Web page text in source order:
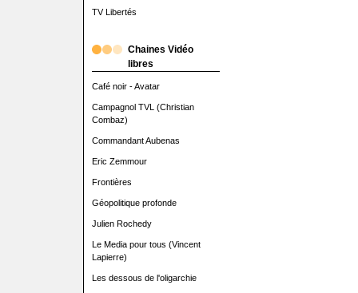
TV Libertés
Chaines Vidéo
libres
Café noir - Avatar
Campagnol TVL (Christian
Combaz)
Commandant Aubenas
Eric Zemmour
Frontières
Géopolitique profonde
Julien Rochedy
Le Media pour tous (Vincent
Lapierre)
Les dessous de l'oligarchie